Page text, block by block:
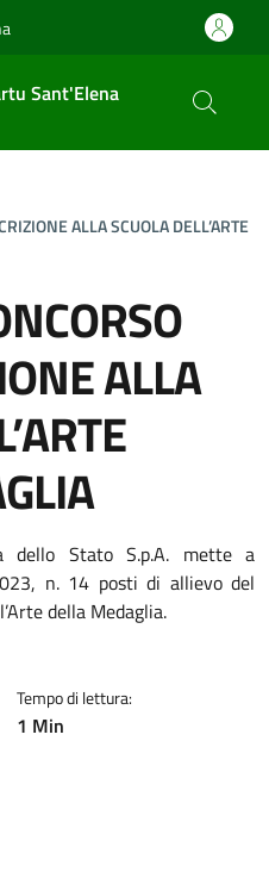
Sant'Elena
ALLA SCUOLA DELL’ARTE
ALLA
dello Stato S.p.A. mette a
n. 14 posti di allievo del
della Medaglia.
Tempo di lettura:
1 Min